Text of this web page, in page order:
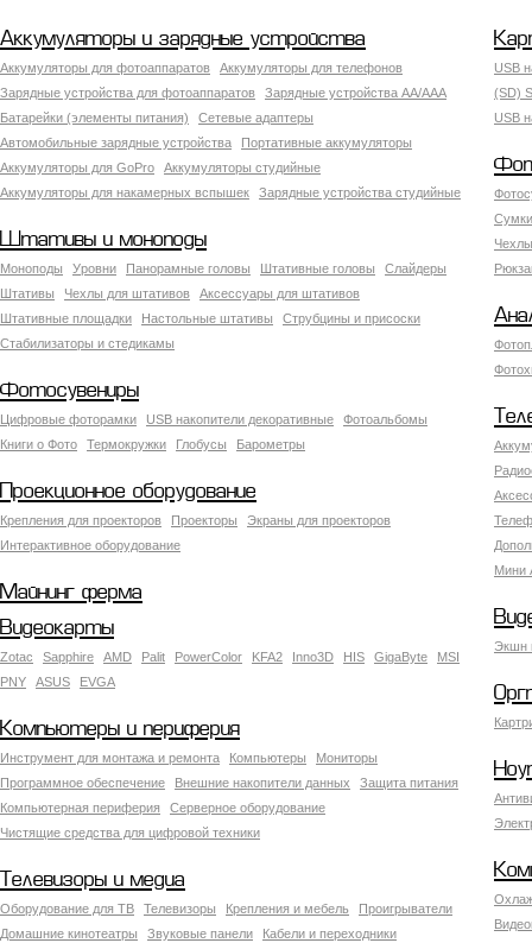
Аккумуляторы и зарядные устройства
Аккумуляторы для фотоаппаратов
Аккумуляторы для телефонов
Зарядные устройства для фотоаппаратов
Зарядные устройства AA/AAA
Батарейки (элементы питания)
Сетевые адаптеры
Автомобильные зарядные устройства
Портативные аккумуляторы
Аккумуляторы для GoPro
Аккумуляторы студийные
Аккумуляторы для накамерных вспышек
Зарядные устройства студийные
USB
(SD)
USB
Штативы и моноподы
Моноподы Уровни Панорамные головы Штативные головы
Слайдеры
Штативы
Чехлы для штативов
Аксессуары для штативов
Штативные площадки
Настольные штативы
Струбцины и присоски
Стабилизаторы и стедикамы
Фотосувениры
Цифровые фоторамки USB накопители декоративные
Фотоальбомы
Книги о Фото
Термокружки Глобусы Барометры
Мини
Проекционное оборудование
Крепления для проекторов Проекторы
Экраны для проекторов
Интерактивное оборудование
Майнинг ферма
Экшн
Видеокарты
Zotac Sapphire AMD Palit PowerColor KFA2 Inno3D HIS GigaByte
MSI
PNY
ASUS EVGA
Компьютеры и периферия
Инструмент для монтажа и ремонта Компьютеры
Мониторы
Программное обеспечение
Внешние накопители данных
Защита питания
Компьютерная периферия
Серверное оборудование
Чистящие средства для цифровой техники
Телевизоры и медиа
Оборудование для ТВ Телевизоры Крепления и мебель
Проигрыватели
Домашние кинотеатры
Звуковые панели Кабели и переходники